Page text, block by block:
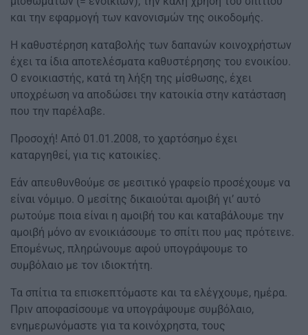
και την εφαρμογή των κανονισμών της οικοδομής.
Η καθυστέρηση καταβολής των δαπανών κοινοχρήστων
έχει τα ίδια αποτελέσματα καθυστέρησης του ενοικίου.
Ο ενοικιαστής, κατά τη λήξη της μίσθωσης, έχει
υποχρέωση να αποδώσει την κατοικία στην κατάσταση
που την παρέλαβε.
Προσοχή! Από 01.01.2008, το χαρτόσημο έχει
καταργηθεί, για τις κατοικίες.
Εάν απευθυνθούμε σε μεσιτικό γραφείο προσέχουμε να
είναι νόμιμο. Ο μεσίτης δικαιούται αμοιβή γι’ αυτό
ρωτούμε ποια είναι η αμοιβή του και καταβάλουμε την
αμοιβή μόνο αν ενοικιάσουμε το σπίτι που μας πρότεινε.
Επομένως, πληρώνουμε αφού υπογράψουμε το
συμβόλαιο με τον ιδιοκτήτη.
Τα σπίτια τα επισκεπτόμαστε και τα ελέγχουμε, ημέρα.
Πριν αποφασίσουμε να υπογράψουμε συμβόλαιο,
ενημερωνόμαστε για τα κοινόχρηστα, τους